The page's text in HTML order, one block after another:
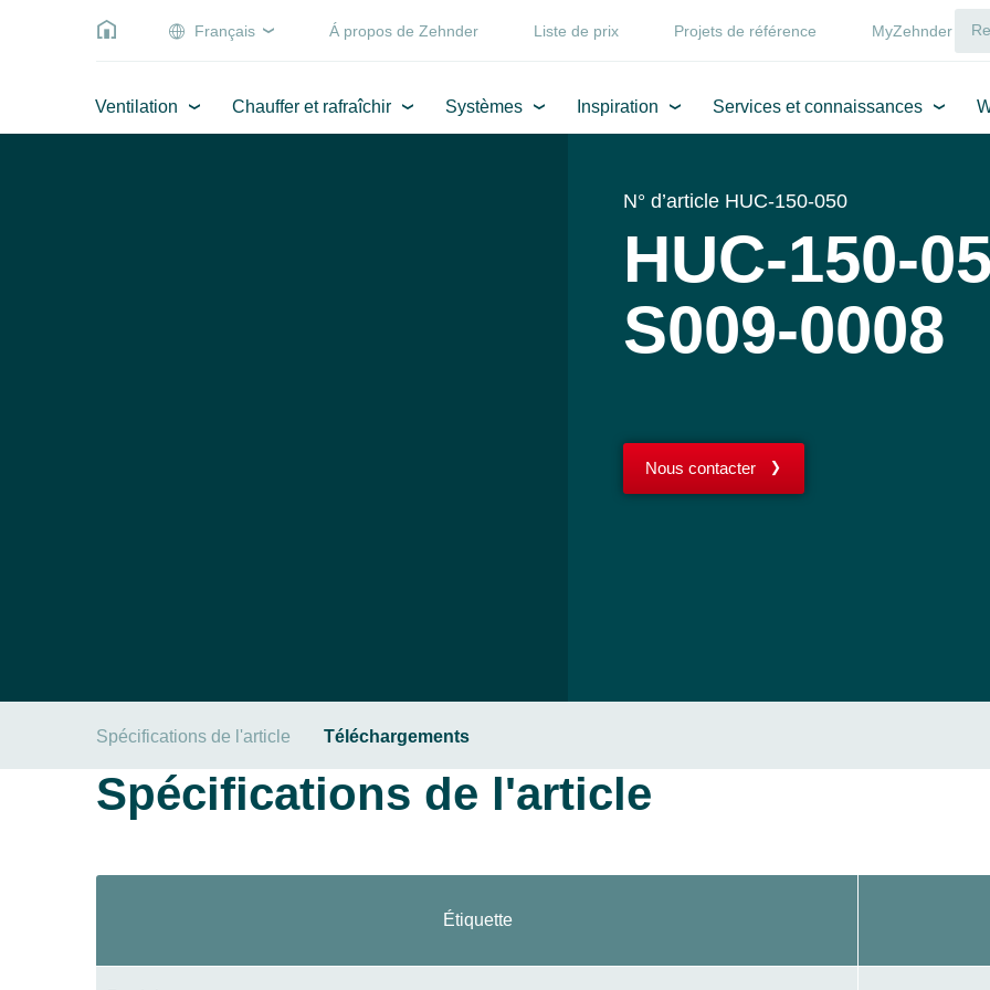
Français Á propos de Zehnder Liste de prix Projets de référence MyZehnder
Ventilation Chauffer et rafraîchir Systèmes Inspiration Services et connaissances
N° d’article HUC-150-050
HUC-150-
S009-0008
Nous contacter
Spécifications de l'article Téléchargements
Spécifications de l'article
Étiquette